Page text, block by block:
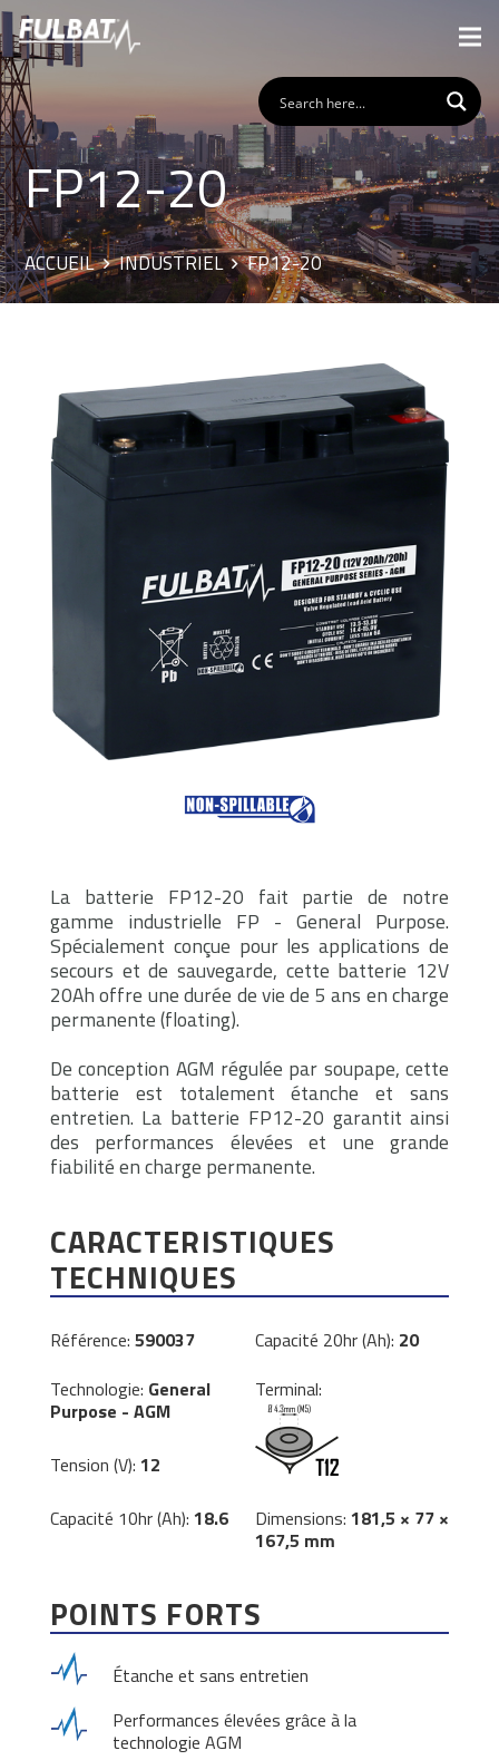
FP12-20
ACCUEIL INDUSTRIEL FP12-20
La batterie FP12-20 fait partie de notre
gamme industrielle FP - General Purpose.
Spécialement conçue pour les applications de
secours et de sauvegarde, cette batterie 12V
20Ah offre une durée de vie de 5 ans en charge
permanente (floating).
De conception AGM régulée par soupape, cette
batterie est totalement étanche et sans
entretien. La batterie FP12-20 garantit ainsi
des performances élevées et une grande
fiabilité en charge permanente.
CARACTERISTIQUES
TECHNIQUES
Référence: 590037
Technologie: General
Purpose - AGM
Tension (V): 12
Capacité 10hr (Ah): 18.6
Capacité 20hr (Ah): 20
Terminal:
Dimensions: 181,5 × 77 ×
167,5 mm
POINTS FORTS
Étanche et sans entretien
Performances élevées grâce à la
technologie AGM